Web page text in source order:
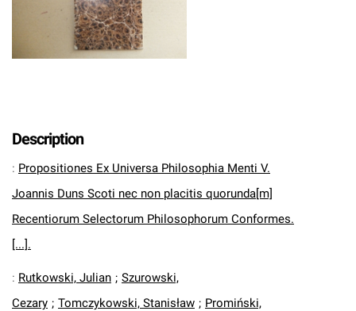
Description
: Propositiones Ex Universa Philosophia Menti V.
Joannis Duns Scoti nec non placitis quorunda[m]
Recentiorum Selectorum Philosophorum Conformes.
[...].
: Rutkowski, Julian ; Szurowski,
Cezary ; Tomczykowski, Stanisław ; Promiński,